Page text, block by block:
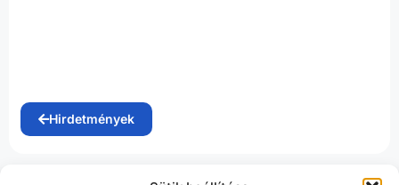
Hirdetmények